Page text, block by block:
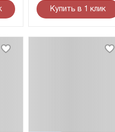
Купить в 1 клик